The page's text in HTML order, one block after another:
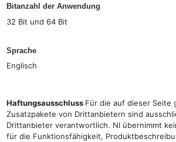
Bitanzahl der Anwendung
32 Bit und 64 Bit
Sprache
Englisch
Haftungsausschluss Für die auf dieser Seite
Zusatzpakete von Drittanbietern sind
Drittanbieter verantwortlich. NI übernimmt
für die Funktionsfähigkeit,